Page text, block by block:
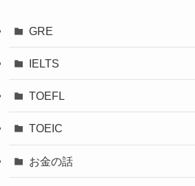
GRE
IELTS
TOEFL
TOEIC
お金の話